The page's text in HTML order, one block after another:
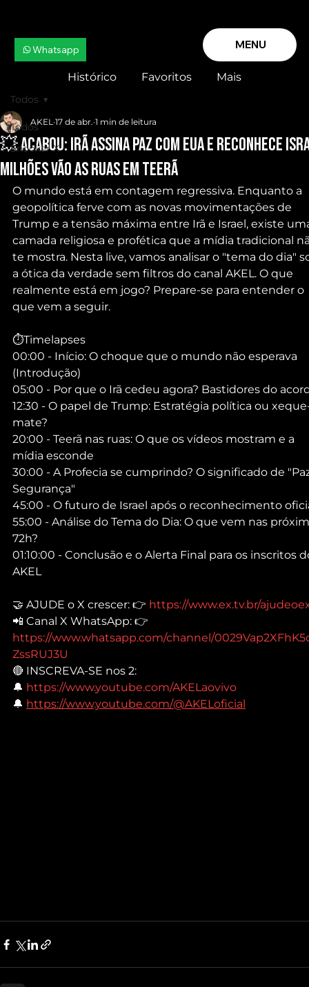
MENU
Whatsapp
Histórico Favoritos Mais
Todos
Snooker X
Todos
💥 ACABOU: IRÃ assina PAZ com EUA e reconhece
milhões vão as ruas em Teerã
AKEL 17 de abr. 1 min de leitura
O mundo está em contagem regressiva. Enquanto a
geopolítica ferve com as novas movimentações de
Trump e a tensão máxima entre Irã e Israel, existe
camada religiosa e profética que a mídia tradicional
te mostra. Nesta live, vamos analisar o "tema do dia"
a ótica da verdade sem filtros do canal AKEL. O que
realmente está em jogo? Prepare-se para entender o
que vem a seguir.
⏱️Timelapses
00:00 - Início: O choque que o mundo não esperava
(Introdução)
05:00 - Por que o Irã cedeu agora? Bastidores do
12:30 - O papel de Trump: Estratégia política ou
mate?
20:00 - Teerã nas ruas: O que os vídeos mostram e a
mídia esconde
30:00 - A Profecia se cumprindo? O significado de
Segurança"
45:00 - O futuro de Israel após o reconhecimento
55:00 - Análise do Tema do Dia: O que vem nas
72h?
01:10:00 - Conclusão e o Alerta Final para os inscritos
AKEL
🤝 AJUDE o X crescer: 👉 https://www.ex.tv.br/
📲 Canal X WhatsApp: 👉
https://www.whatsapp.com/channel/
ZssRUJ3U
🔴 INSCREVA-SE nos 2:
🔔 https://www.youtube.com/AKELaovivo
🔔 https://www.youtube.com/@AKELoficial